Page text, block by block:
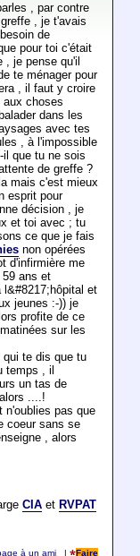
, par contre
, je t'avais
de
pour toi c'était
je pense qu'il
te ménager pour
, il faut y croire
aux choses
dans les
avec tes
, à l'impossible
que tu ne sois
de greffe ?
mais c'est mieux
esprit pour
décision , je
et toi avec ; tu
ce que je fais
non opérées
d'infirmière me
ans et
et
jeunes :-)) je
profite de ce
sur les
te dis que tu
temps , il
un tas de
....!
n'oublies pas que
coeur sans se
, alors
CIAet RVPAT
à un ami |
Faire